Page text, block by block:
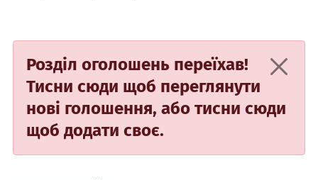
Розділ оголошень переїхав!
Тисни сюди щоб переглянути
нові голошення, або тисни сюди
щоб додати своє.